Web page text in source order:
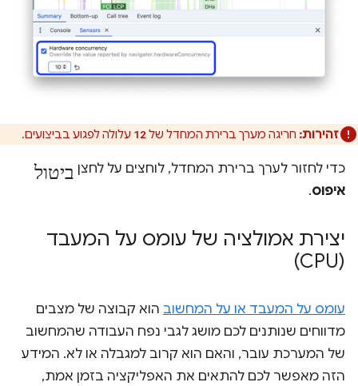
זהירות: חריגה מערך ברירת המחדל של12 עלולה לפגוע בביצועים.
כדי לחזור לערך ברירת המחדל, לוחצים על לחצן ביטול
איפוס.
יצירת אמולציה של עומס על המעבד
(CPU)
עומס על המעבד או על המחשוב הוא קבוצה של מצבים
מדווחים שנותנים לכם מושג לגבי נפח העבודה שהמחשוב
של המערכת עובר, והאם הוא קרוב למגבלה או לא. המידע
הזה מאפשר לכם להתאים את האפליקציה בזמן אמת,